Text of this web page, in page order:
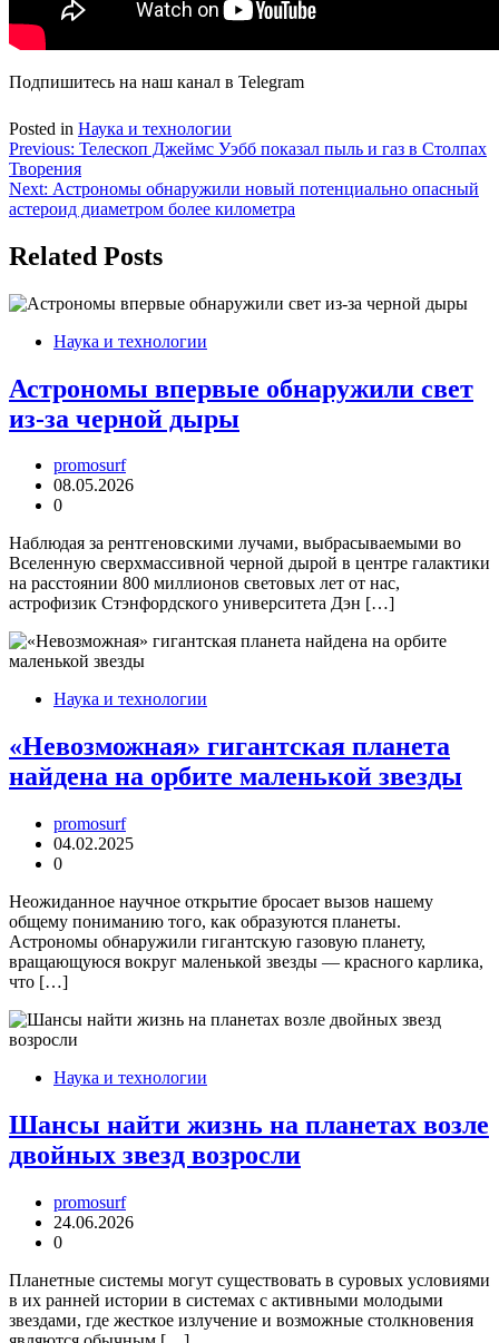
Подпишитесь на наш канал в Telegram
Posted in Наука и технологии
Навигация
по
записям
Previous: Телескоп Джеймс Уэбб показал пыль и газ в Столпах
Творения
Next: Астрономы обнаружили новый потенциально опасный
астероид диаметром более километра
Related Posts
Наука и технологии
Астрономы впервые обнаружили свет
из-за черной дыры
promosurf
08.05.2026
0
Наблюдая за рентгеновскими лучами, выбрасываемыми во
Вселенную сверхмассивной черной дырой в центре галактики
на расстоянии 800 миллионов световых лет от нас,
астрофизик Стэнфордского университета Дэн […]
Наука и технологии
«Невозможная» гигантская планета
найдена на орбите маленькой звезды
promosurf
04.02.2025
0
Неожиданное научное открытие бросает вызов нашему
общему пониманию того, как образуются планеты.
Астрономы обнаружили гигантскую газовую планету,
вращающуюся вокруг маленькой звезды — красного карлика,
что […]
Наука и технологии
Шансы найти жизнь на планетах возле
двойных звезд возросли
promosurf
24.06.2026
0
Планетные системы могут существовать в суровых условиями
в их ранней истории в системах с активными молодыми
звездами, где жесткое излучение и возможные столкновения